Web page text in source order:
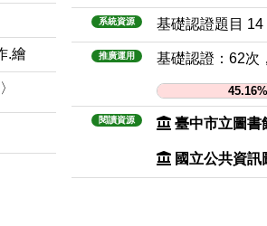
.繪
系統資源 基礎認證題目 14
推廣運用 基礎認證：62次
45.16%
閱讀資源 臺中市立圖書
國立公共資訊